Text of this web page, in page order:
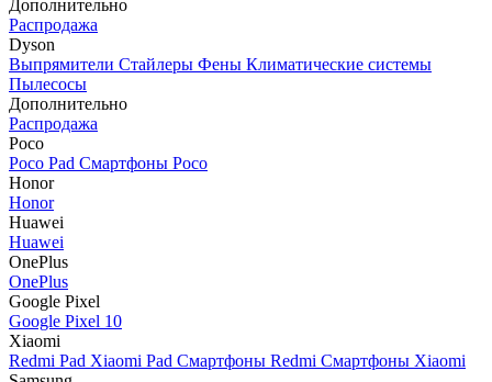
Дополнительно
Распродажа
Dyson
Выпрямители Стайлеры Фены Климатические системы
Пылесосы
Дополнительно
Распродажа
Poco
Poco Pad Смартфоны Poco
Honor
Honor
Huawei
Huawei
OnePlus
OnePlus
Google Pixel
Google Pixel 10
Xiaomi
Redmi Pad Xiaomi Pad Смартфоны Redmi Смартфоны Xiaomi